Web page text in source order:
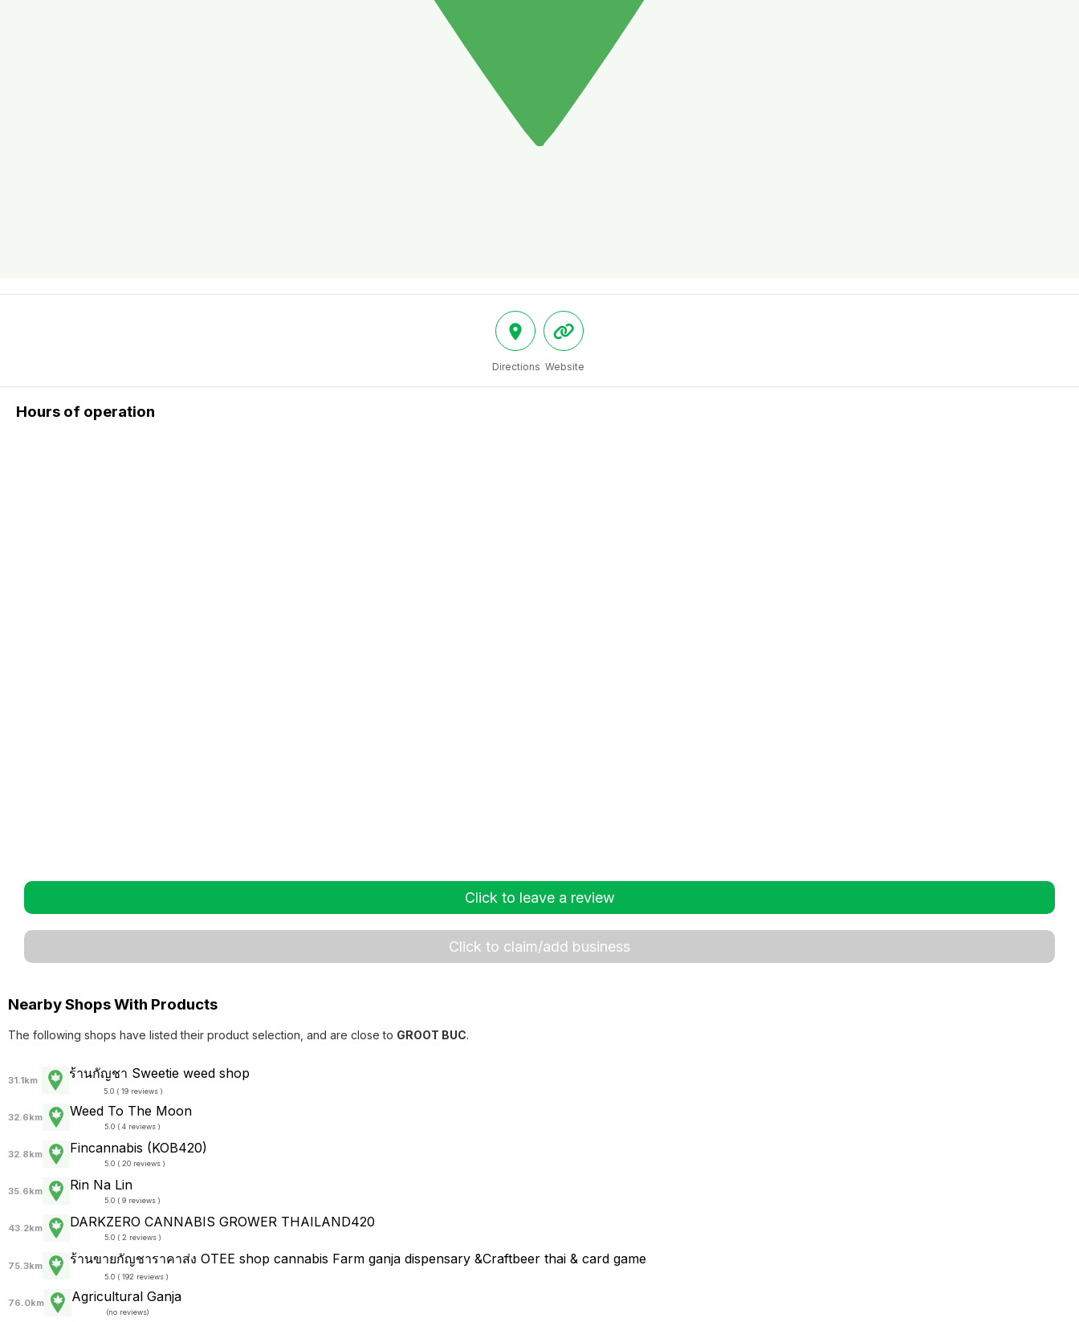
Directions Website
Hours of operation
Click to leave a review
Click to claim/add business
Nearby Shops With Products
The following shops have listed their product selection, and are close to GROOT BUC.
31.1km ร้านกัญชา Sweetie weed shop
5.0 ( 19 reviews )
32.6km Weed To The Moon
5.0 ( 4 reviews )
32.8km Fincannabis (KOB420)
5.0 ( 20 reviews )
35.6km Rin​ Na Lin
5.0 ( 9 reviews )
43.2km DARKZERO CANNABIS GROWER THAILAND420
5.0 ( 2 reviews )
75.3km ร้านขายกัญชาราคาส่ง OTEE shop cannabis Farm ganja dispensary &Craftbeer thai & card game
5.0 ( 192 reviews )
76.0km Agricultural Ganja
(no reviews)